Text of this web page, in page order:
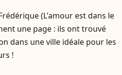
(L'amour est dans le
une page : ils ont trouvé
dans une ville idéale pour les
!